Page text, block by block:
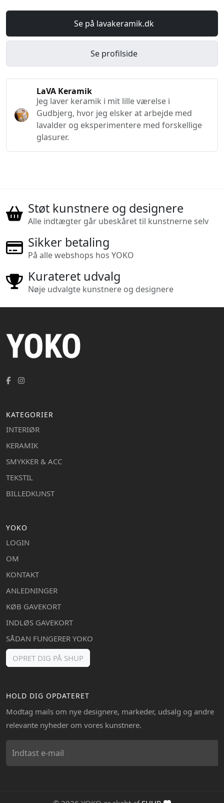
Se på lavakeramik.dk
Se profilside
LaVA Keramik
Jeg laver keramik i mit lille værelse i
Gudbjerg, hvor jeg elsker at arbejde med
lavalder og eksperimentere med forskellige
glasurer.
Støt kunstnere og designere
Alle indtægter går ubeskåret til kunstnerne selv
Sikker betaling
På alle webshops hos YOKO
Kurateret udvalg
Nøje udvalgte kunstnere og designere
KATEGORIER
INTERIØR
KERAMIK
SMYKKER & ACC
TEKSTIL
BILLEDKUNST
YOKO
LOGIN
OM
KONTAKT
ANLEDNINGER
KØB GAVEKORT
INDLØS GAVEKORT
SÅDAN FUNGERER YOKO
OPRET DIG PÅ SHUP
HOLD DIG OPDATERET
Modtag mails om nye designere, markeder, udsalg og andre
relevante nyheder om vores kunstnere.